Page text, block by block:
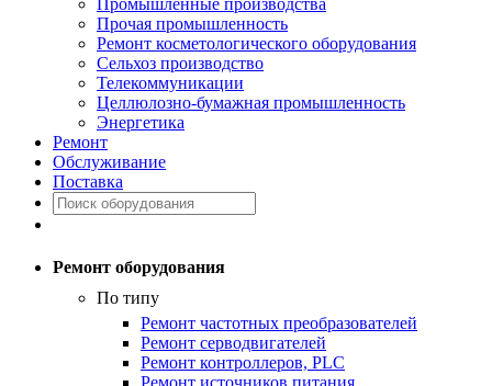
Промышленные производства
Прочая промышленность
Ремонт косметологического оборудования
Сельхоз производство
Телекоммуникации
Целлюлозно-бумажная промышленность
Энергетика
Ремонт
Обслуживание
Поставка
Ремонт оборудования
По типу
Ремонт частотных преобразователей
Ремонт серводвигателей
Ремонт контроллеров, PLC
Ремонт источников питания